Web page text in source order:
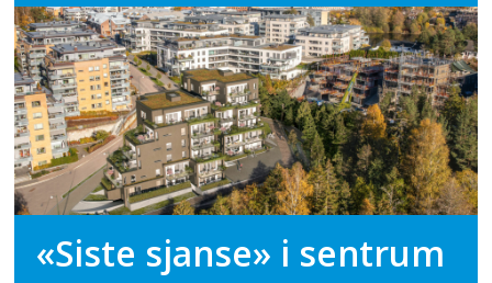
«Siste sjanse» i sentrum